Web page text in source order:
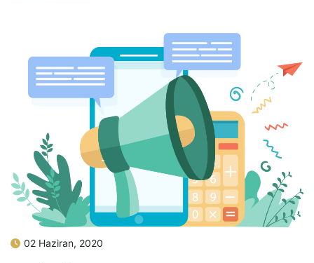
02 Haziran, 2020